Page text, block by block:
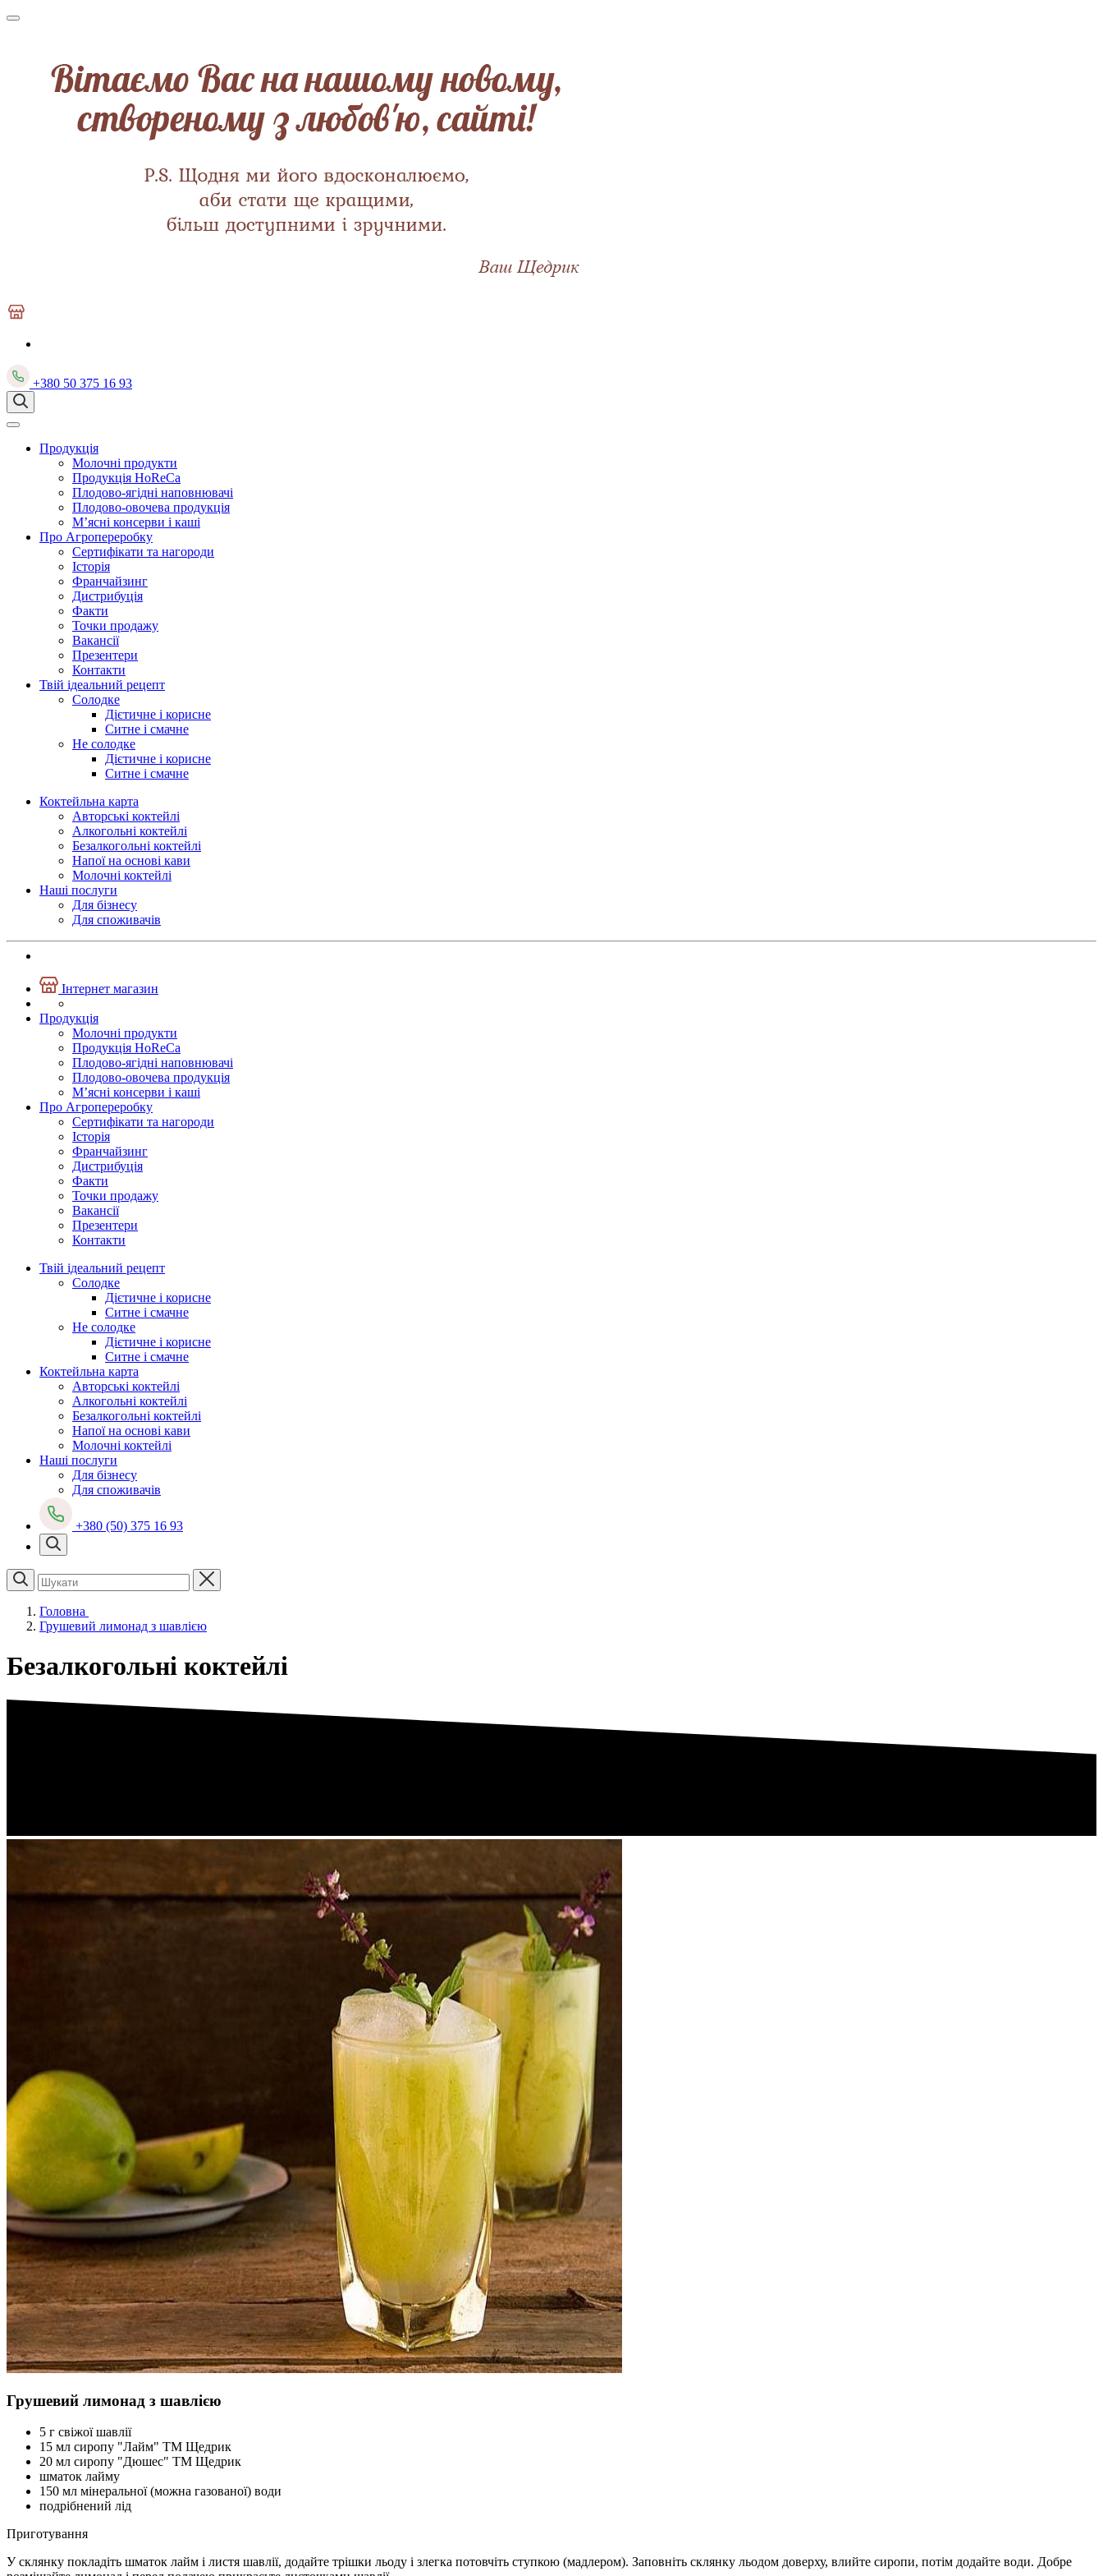
+380 50 375 16 93
Продукція
Молочні продукти
Продукція HoReCa
Плодово-ягідні наповнювачі
Плодово-овочева продукція
М’ясні консерви і каші
Про Агропереробку
Сертифікати та нагороди
Історія
Франчайзинг
Дистрибуція
Факти
Точки продажу
Вакансії
Презентери
Контакти
Твій ідеальний рецепт
Солодке
Дієтичне і корисне
Ситне і смачне
Не солодке
Дієтичне і корисне
Ситне і смачне
Коктейльна карта
Авторські коктейлі
Алкогольні коктейлі
Безалкогольні коктейлі
Напої на основі кави
Молочні коктейлі
Наші послуги
Для бізнесу
Для споживачів
Інтернет магазин
Продукція
Молочні продукти
Продукція HoReCa
Плодово-ягідні наповнювачі
Плодово-овочева продукція
М’ясні консерви і каші
Про Агропереробку
Сертифікати та нагороди
Історія
Франчайзинг
Дистрибуція
Факти
Точки продажу
Вакансії
Презентери
Контакти
Твій ідеальний рецепт
Солодке
Дієтичне і корисне
Ситне і смачне
Не солодке
Дієтичне і корисне
Ситне і смачне
Коктейльна карта
Авторські коктейлі
Алкогольні коктейлі
Безалкогольні коктейлі
Напої на основі кави
Молочні коктейлі
Наші послуги
Для бізнесу
Для споживачів
+380 (50) 375 16 93
Головна
Грушевий лимонад з шавлією
Безалкогольні коктейлі
Грушевий лимонад з шавлією
5 г свіжої шавлії
15 мл сиропу "Лайм" ТМ Щедрик
20 мл сиропу "Дюшес" ТМ Щедрик
шматок лайму
150 мл мінеральної (можна газованої) води
подрібнений лід
Приготування
У склянку покладіть шматок лайм і листя шавлії, додайте трішки льоду і злегка потовчіть ступкою (мадлером). Заповніть склянку льодом доверху, влийте сиропи, потім додайте води. Добре